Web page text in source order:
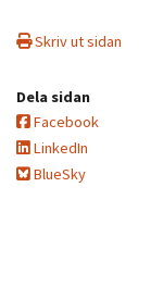
Skriv ut sidan
Dela sidan
Facebook
LinkedIn
BlueSky